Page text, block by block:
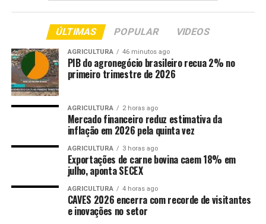
julgamento, porque não sou técnico, mas perguntei ao
proprietário quantos prédios pegaram fogo e ele
respondeu que foram dez. Foi isso que eu estranhei,
porque pegou fogo tudo muito rápido em todos os dez
prédios”, declarou.
Mesmo diante da observação, ele reforçou que não fará
especulações e que a resposta sobre o que provocou o
incêndio caberá aos peritos.
“Esse é o tipo de ocorrência que tenho certeza de que a
nossa competentíssima perícia, numa olhada, já vai
entender. Ela vai dar todas as respostas. Não adianta a
gente ficar tentando arriscar.”
ÚLTIMAS POPULAR VIDEOS
AGRICULTURA 46 minutos ago
PIB do agronegócio brasileiro recua 2% no
primeiro trimestre de 2026
AGRICULTURA 2 horas ago
Mercado financeiro reduz estimativa da
inflação em 2026 pela quinta vez
AGRICULTURA 3 horas ago
Exportações de carne bovina caem 18% em
julho, aponta SECEX
AGRICULTURA 4 horas ago
CAVES 2026 encerra com recorde de visitantes
e inovações no setor